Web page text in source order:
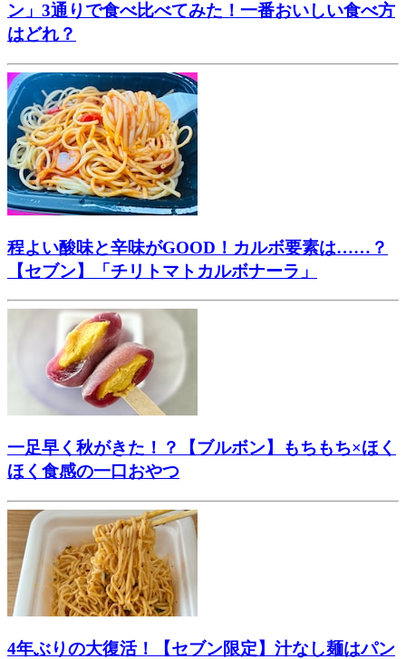
ン」3通りで食べ比べてみた！一番おいしい食べ方
はどれ？
程よい酸味と辛味がGOOD！カルボ要素は……？
【セブン】「チリトマトカルボナーラ」
一足早く秋がきた！？【ブルボン】もちもち×ほく
ほく食感の一口おやつ
4年ぶりの大復活！【セブン限定】汁なし麺はパン